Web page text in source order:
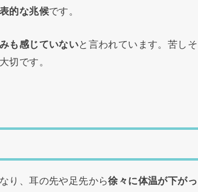
的な兆候です。
も感じていないと言われています。苦しそ
切です。
り、耳の先や足先から徐々に体温が下がっ